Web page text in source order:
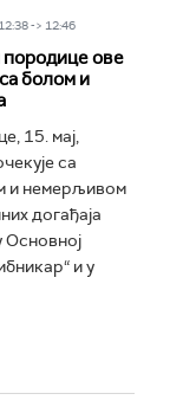
-> 12:46
породице ове
болом и
15. мај,
са
и немерљивом
догађаја
Основној
и у